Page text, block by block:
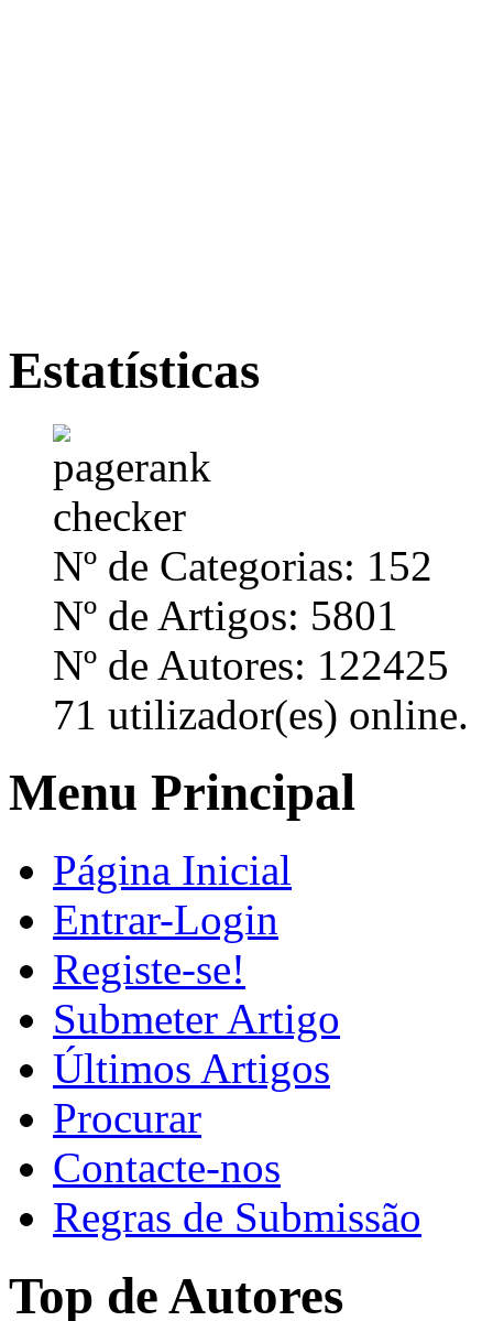
Estatísticas
Nº de Categorias: 152
Nº de Artigos: 5801
Nº de Autores: 122425
71 utilizador(es) online.
Menu Principal
Página Inicial
Entrar-Login
Registe-se!
Submeter Artigo
Últimos Artigos
Procurar
Contacte-nos
Regras de Submissão
Top de Autores